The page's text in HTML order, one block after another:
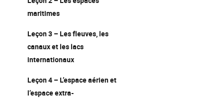
maritimes
Leçon 3 – Les fleuves, les
canaux et les lacs
internationaux
Leçon 4 – L’espace aérien et
l’espace extra-